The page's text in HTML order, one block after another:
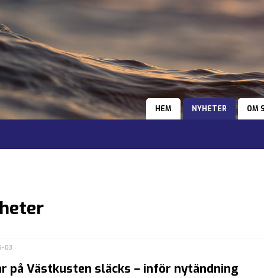
HEM NYHETER OM
03
på Västkusten släcks – inför nytändning